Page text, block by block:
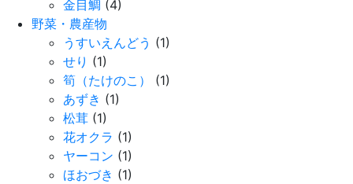
金目鯛 (4)
野菜・農産物
うすいえんどう (1)
せり (1)
筍（たけのこ）
(1)
あずき (1)
松茸 (1)
花オクラ (1)
ヤーコン (1)
ほおづき (1)